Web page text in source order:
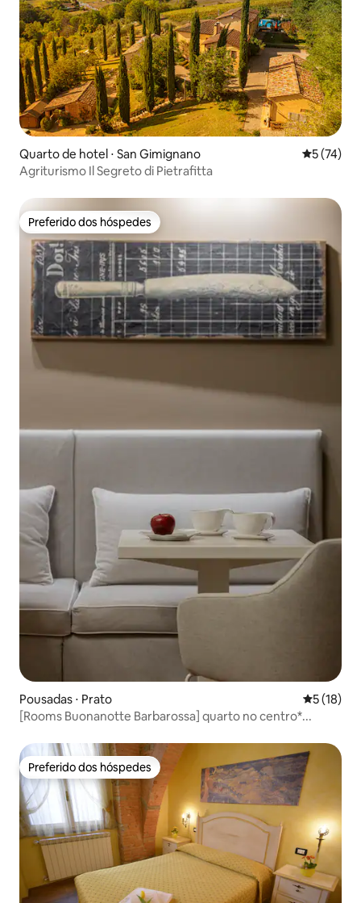
Quarto de hotel ⋅ San Gimignano 5 de uma
5 (74)
Agriturismo Il Segreto di Pietrafitta
Preferido dos hóspedes
Preferido dos hóspedes
Pousadas ⋅ Prato 5 de uma
5 (18)
[Rooms Buonanotte Barbarossa] quarto no centro*...
Preferido dos hóspedes
Preferido dos hóspedes